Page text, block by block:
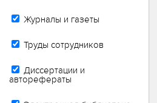
Журналы и газеты
Труды сотрудников
Диссертации и
авторефераты